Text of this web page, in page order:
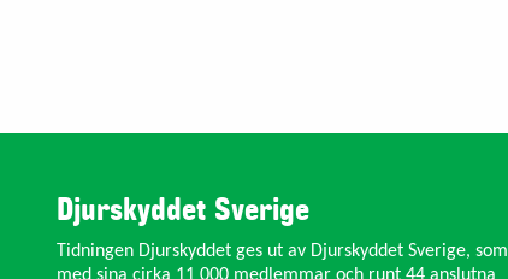
Djurskyddet Sverige
Tidningen Djurskyddet ges ut av Djurskyddet Sverige, som